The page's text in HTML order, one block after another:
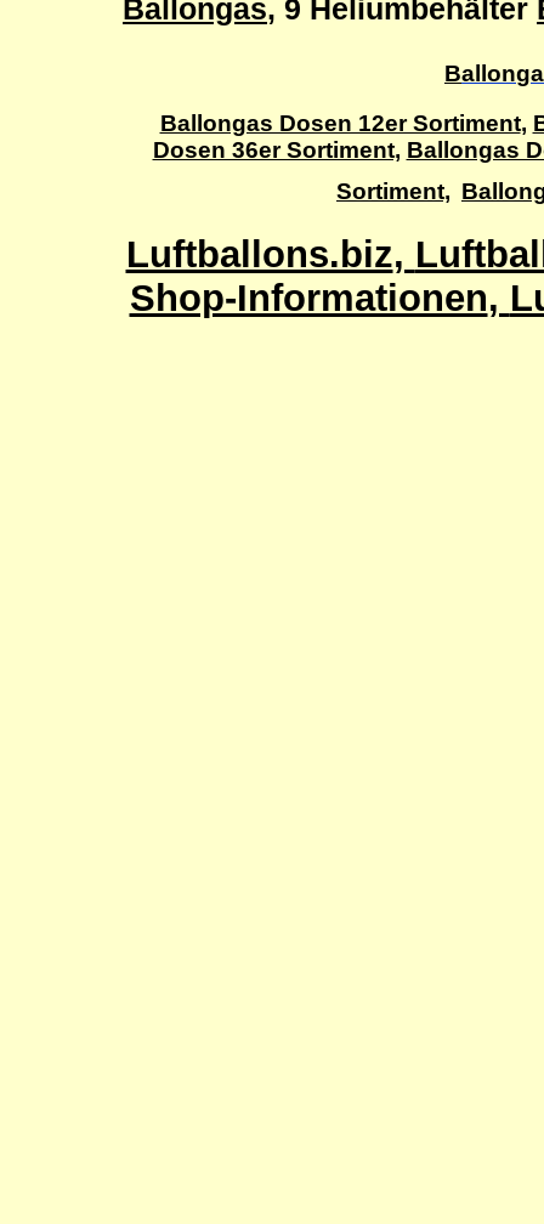
Ballongas, 9 Heliumbehälter
Ba onga
Ballongas Dosen 12er Sortiment,
Dosen 36er Sortiment, Ballongas
Sortiment,
Luftballons.biz,
Shop-Informationen,